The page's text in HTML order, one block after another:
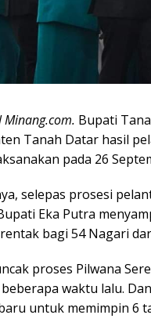
Minang.com. Bupati
Tanah Datar hasil
pada 26
selepas prosesi
Eka Putra
bagi 54 Nagari
proses Pilwana
waktu lalu.
untuk memimpin 6